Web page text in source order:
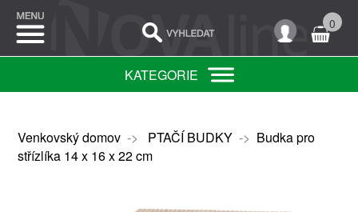
0
KATEGORIE
Venkovský domov-> PTAČÍ BUDKY-> Budka pro
střízlíka 14 x 16 x 22 cm